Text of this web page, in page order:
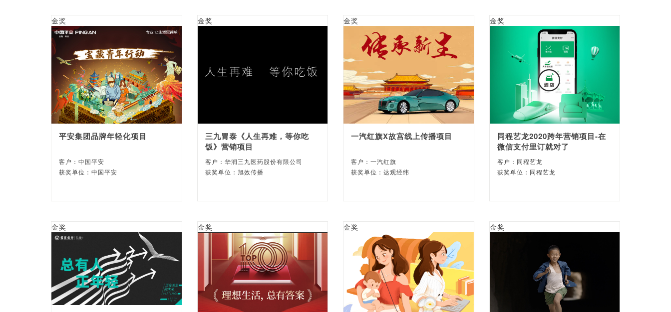
金奖
平安集团品牌年轻化项目
客户：中国平安
获奖单位：中国平安
金奖
三九胃泰《人生再难，等你吃
饭》营销项目
客户：华润三九医药股份有限公司
获奖单位：旭效传播
金奖
一汽红旗X故宫线上传播项目
客户：一汽红旗
获奖单位：达观经纬
金奖
同程艺龙2020跨年营销项目-在
微信支付里订就对了
客户：同程艺龙
获奖单位：同程艺龙
金奖 金奖 金奖 金奖